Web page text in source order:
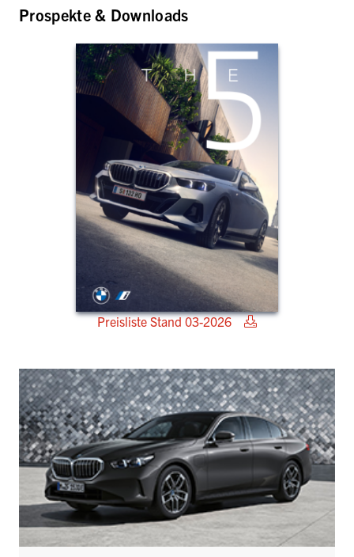
Prospekte & Downloads
Preisliste Stand 03-2026